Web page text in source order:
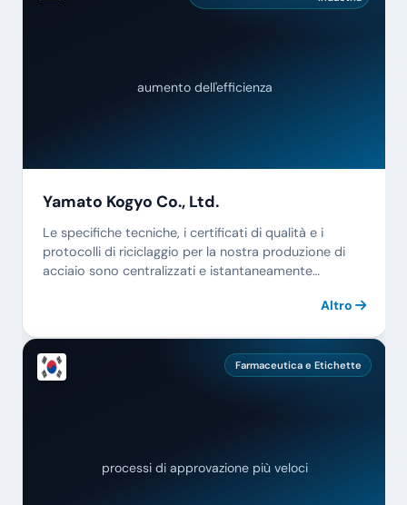
aumento dell'efficienza
Yamato Kogyo Co., Ltd.
Le specifiche tecniche, i certificati di qualità e i
protocolli di riciclaggio per la nostra produzione di
acciaio sono centralizzati e istantaneamente
Altro
Farmaceutica e Etichette
processi di approvazione più veloci